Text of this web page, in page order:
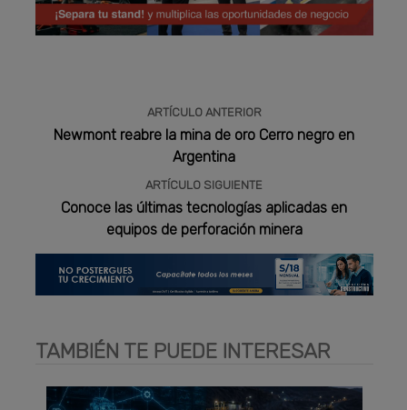
ARTÍCULO ANTERIOR
Newmont reabre la mina de oro Cerro negro en
Argentina
ARTÍCULO SIGUIENTE
Conoce las últimas tecnologías aplicadas en
equipos de perforación minera
TAMBIÉN TE PUEDE INTERESAR